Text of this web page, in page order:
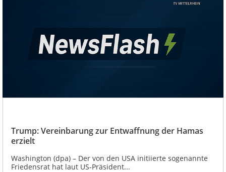
Trump: Vereinbarung zur Entwaffnung der Hamas
erzielt
Washington (dpa) – Der von den USA initiierte sogenannte
Friedensrat hat laut US-Präsident...